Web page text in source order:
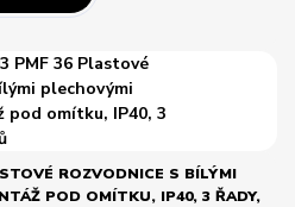
ROZVODNICE S BÍLÝMI
POD OMÍTKU, IP40, 3 ŘADY,